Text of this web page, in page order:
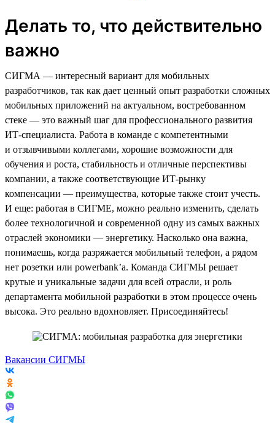
Делать то, что действительно
важно
СИГМА — интересный вариант для мобильных
разработчиков, так как дает ценный опыт разработки сложных
мобильных приложений на актуальном, востребованном
стеке — это важный шаг для профессионального развития
ИТ-специалиста. Работа в команде с компетентными
и отзывчивыми коллегами, хорошие возможности для
обучения и роста, стабильность и отличные перспективы
компании, а также соответствующие ИТ-рынку
компенсации — преимущества, которые также стоит учесть.
И еще: работая в СИГМЕ, можно реально изменить, сделать
более технологичной и современной одну из самых важных
отраслей экономики — энергетику. Насколько она важна,
понимаешь, когда разряжается мобильный телефон, а рядом
нет розетки или powerbank’a. Команда СИГМЫ решает
крутые и уникальные задачи для всей отрасли, и роль
департамента мобильной разработки в этом процессе очень
высока. Это реально вдохновляет. Присоединяйтесь!
Вакансии СИГМЫ